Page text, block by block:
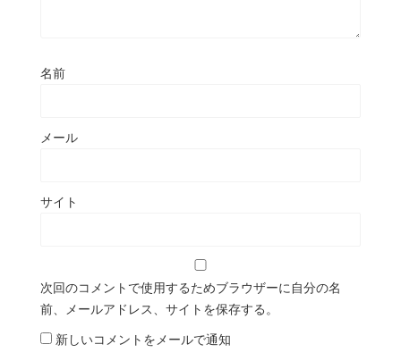
名前
メール
サイト
次回のコメントで使用するためブラウザーに自分の名
前、メールアドレス、サイトを保存する。
新しいコメントをメールで通知